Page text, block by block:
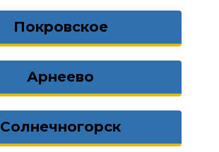
Покровское
Арнеево
Солнечногорск